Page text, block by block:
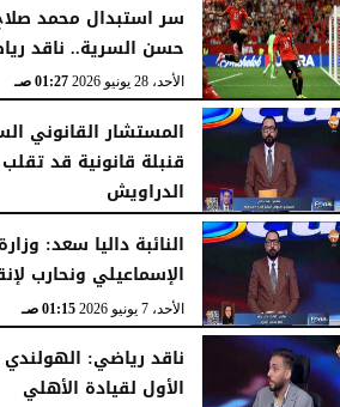
سر استبدال محمد
حسن السرية.. ناقد
الأحد، 28 يونيو 2026 01:27 صـ
المستشار القانوني
قنبلة قانونية قد
الدراويش
الأحد، 7 يونيو 2026 01:17 صـ
​النائبة داليا سعد:
الإسماعيلي ونحارب
الأحد، 7 يونيو 2026 01:15 صـ
ناقد رياضي:
الأول لقيادة الأهلي